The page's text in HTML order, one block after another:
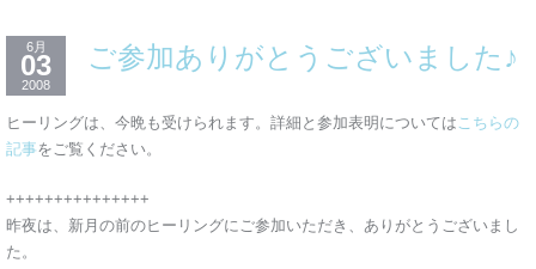
6月
03
2008
ご参加ありがとうございました♪
ヒーリングは、今晩も受けられます。詳細と参加表明についてはこちらの
記事をご覧ください。
+++++++++++++++
昨夜は、新月の前のヒーリングにご参加いただき、ありがとうございまし
た。